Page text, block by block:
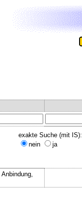
exakte Suche (mit IS):
nein
ja